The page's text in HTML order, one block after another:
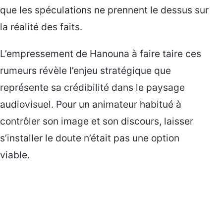
que les spéculations ne prennent le dessus sur
la réalité des faits.
L’empressement de Hanouna à faire taire ces
rumeurs révèle l’enjeu stratégique que
représente sa crédibilité dans le paysage
audiovisuel. Pour un animateur habitué à
contrôler son image et son discours, laisser
s’installer le doute n’était pas une option
viable.